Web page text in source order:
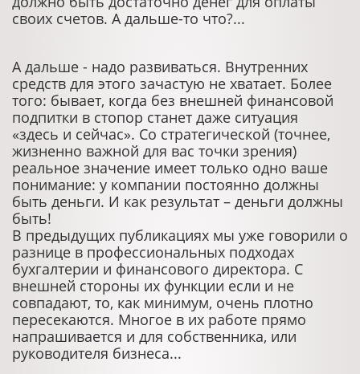
своих счетов. А дальше-то что?...
А дальше - надо развиваться. Внутренних
средств для этого зачастую не хватает. Более
того: бывает, когда без внешней финансовой
подпитки в стопор станет даже ситуация
«здесь и сейчас». Со стратегической (точнее,
жизненно важной для вас точки зрения)
реальное значение имеет только одно ваше
понимание: у компании постоянно должны
быть деньги. И как результат – деньги должны
быть!
В предыдущих публикациях мы уже говорили о
разнице в профессиональных подходах
бухгалтерии и финансового директора. С
внешней стороны их функции если и не
совпадают, то, как минимум, очень плотно
пересекаются. Многое в их работе прямо
напрашивается и для собственника, или
руководителя бизнеса...